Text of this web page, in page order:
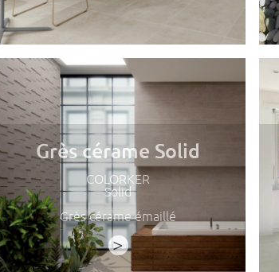
Grès cérame Solid
COLORKER
Solid
Grès cérame émaillé
>